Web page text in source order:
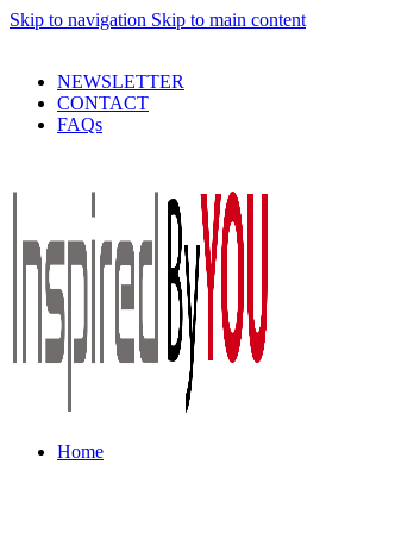
Skip to navigation Skip to main content
NEWSLETTER
CONTACT
FAQs
Home